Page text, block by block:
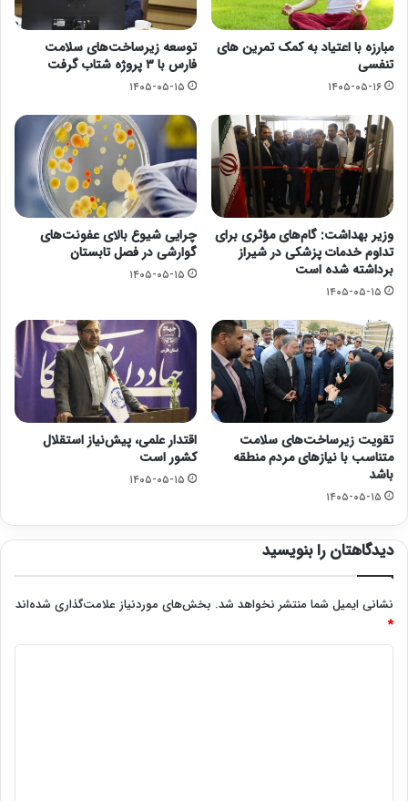
مبارزه با اعتیاد به کمک تمرین های
تنفسی
۱۴۰۵-۰۵-۱۶
توسعه زیرساخت‌های سلامت
فارس با ۳ پروژه شتاب گرفت
۱۴۰۵-۰۵-۱۵
وزیر بهداشت: گام‌های مؤثری برای
تداوم خدمات پزشکی در شیراز
برداشته شده است
۱۴۰۵-۰۵-۱۵
چرایی شیوع بالای عفونت‌های
گوارشی در فصل تابستان
۱۴۰۵-۰۵-۱۵
تقویت زیرساخت‌های سلامت
متناسب با نیازهای مردم منطقه
باشد
۱۴۰۵-۰۵-۱۵
اقتدار علمی، پیش‌نیاز استقلال
کشور است
۱۴۰۵-۰۵-۱۵
دیدگاهتان را بنویسید
نشانی ایمیل شما منتشر نخواهد شد. بخش‌های موردنیاز علامت‌گذاری شده‌اند
*